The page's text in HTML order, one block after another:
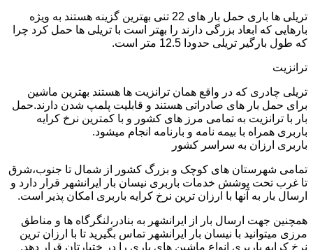
تریلی ها باری حمل بار های 22 تنی بهترین گزینه هستند به ویژه
بارهایی که ابعاد بزرگی دارند را بهتر است با تریلی ها حمل کرد چرا
که طول بارگیر تریلی حدودا 12.5 متر است.
ترانزیت
تریلی چادری که در واقع همان ترانزیت ها هستند بهترین ماشین
برای حمل بار های صادراتی هستند و قابلیت پلمپ شدن دارند.حمل
بار با ترانزیت به تمامی مرز های کشور و با کمترین نرخ کرایه
باربری همراه با بیمه نامه و بارنامه انجام میشود.
باربری ارزان به سراسر کشور
تمامی شهرستان های کوچک و بزرگ کشور از شمال تا جنوب،شرق
تا غرب تحت پوشش خدمات باربری نیسان بار ایرانشهر قرار دارد و
ارسال بار به آنها با ارزان ترین نرخ کرایه باربری امکان پذیر است.
همچنین جهت ارسال بار از ایرانشهر به بنادر،لنگرگاه ها و مناطق
مرزی میتوانید با نیسان بار ایرانشهر تماس بگیرید تا با ارزان ترین
نرخ کرایه باربری انواع ماشین های باری را در ختیارتان قرار دهد.